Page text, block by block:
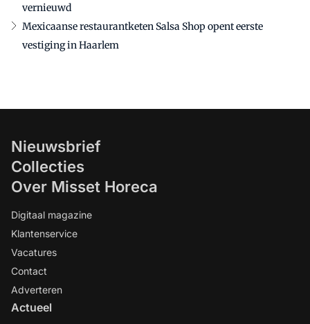
vernieuwd
Mexicaanse restaurantketen Salsa Shop opent eerste
vestiging in Haarlem
Nieuwsbrief
Collecties
Over Misset Horeca
Digitaal magazine
Klantenservice
Vacatures
Contact
Adverteren
Actueel